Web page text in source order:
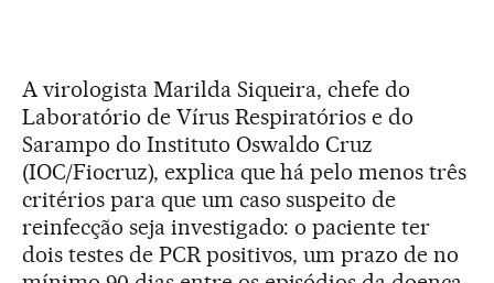
A virologista Marilda Siqueira, chefe do
Laboratório de Vírus Respiratórios e do
Sarampo do Instituto Oswaldo Cruz
(IOC/Fiocruz), explica que há pelo menos três
critérios para que um caso suspeito de
reinfecção seja investigado: o paciente ter
dois testes de PCR positivos, um prazo de no